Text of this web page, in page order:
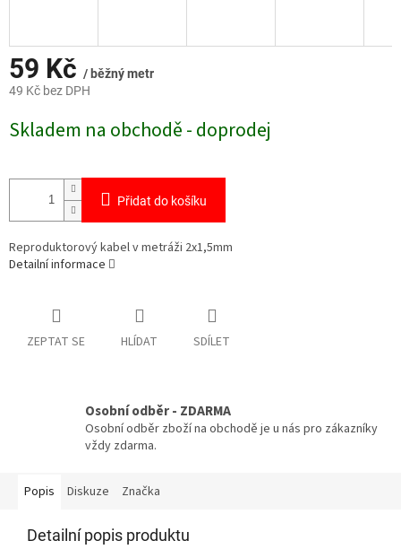
59 Kč / běžný metr
49 Kč bez DPH
cena:
Skladem na obchodě - doprodej
Přidat do košíku
Reproduktorový kabel v metráži 2x1,5mm
Detailní informace
ZEPTAT SE HLÍDAT SDÍLET
Osobní odběr - ZDARMA
Osobní odběr zboží na obchodě je u nás pro zákazníky
vždy zdarma.
Popis Diskuze Značka
Detailní popis produktu